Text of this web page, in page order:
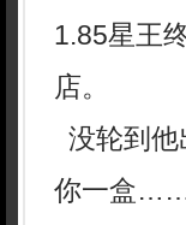
1.85星王
店。
没轮到
你一盒……